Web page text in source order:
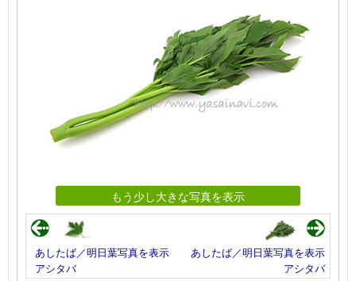
もう少し大きな写真を表示
あしたば／明日葉写真を表示
アシタバ
あしたば／明日葉写真を表示
アシタバ